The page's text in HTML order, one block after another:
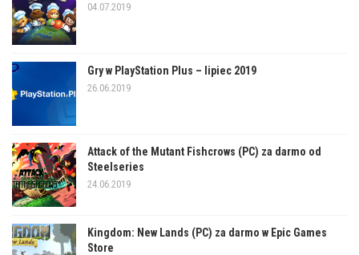
04.07.2019
Gry w PlayStation Plus – lipiec 2019
26.06.2019
Attack of the Mutant Fishcrows (PC) za darmo od
Steelseries
24.06.2019
Kingdom: New Lands (PC) za darmo w Epic Games
Store